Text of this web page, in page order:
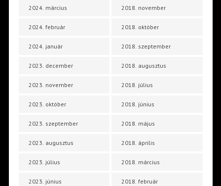
2024. március
2024. február
2024. január
2023. december
2023. november
2023. október
2023. szeptember
2023. augusztus
2023. július
2023. június
2018. november
2018. október
2018. szeptember
2018. augusztus
2018. július
2018. június
2018. május
2018. április
2018. március
2018. február